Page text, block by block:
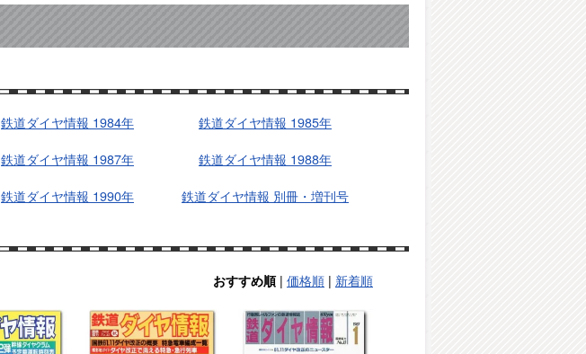
鉄道ダイヤ情報 1984年
鉄道ダイヤ情報 1985年
鉄道ダイヤ情報 1987年
鉄道ダイヤ情報 1988年
鉄道ダイヤ情報 1990年 鉄道ダイヤ情報 別冊・増刊号
おすすめ順| 価格順 | 新着順